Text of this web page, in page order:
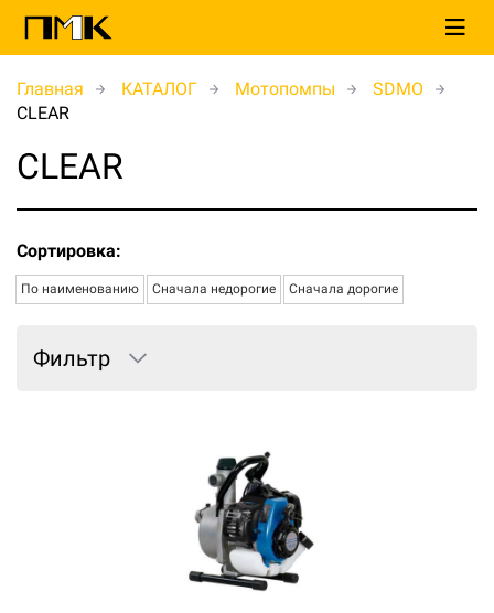
Главная КАТАЛОГ Мотопомпы
SDMO
CLEAR
CLEAR
Сортировка:
По наименованию Сначала недорогие Сначала дорогие
Фильтр